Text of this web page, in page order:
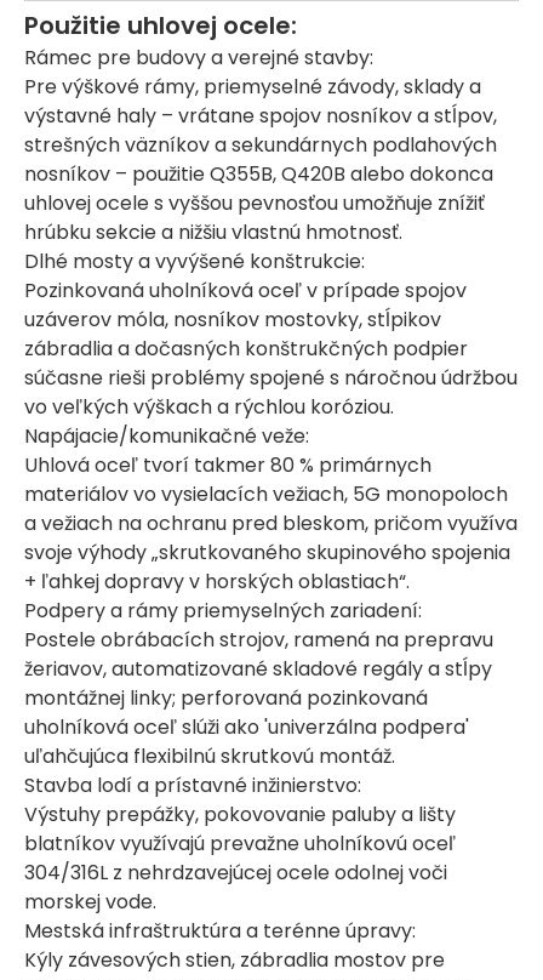
Použitie uhlovej ocele:
Rámec pre budovy a verejné stavby:
Pre výškové rámy, priemyselné závody, sklady a
výstavné haly – vrátane spojov nosníkov a stĺpov,
strešných väzníkov a sekundárnych podlahových
nosníkov – použitie Q355B, Q420B alebo dokonca
uhlovej ocele s vyššou pevnosťou umožňuje znížiť
hrúbku sekcie a nižšiu vlastnú hmotnosť.
Dlhé mosty a vyvýšené konštrukcie:
Pozinkovaná uholníková oceľ v prípade spojov
uzáverov móla, nosníkov mostovky, stĺpikov
zábradlia a dočasných konštrukčných podpier
súčasne rieši problémy spojené s náročnou údržbou
vo veľkých výškach a rýchlou koróziou.
Napájacie/komunikačné veže:
Uhlová oceľ tvorí takmer 80 % primárnych
materiálov vo vysielacích vežiach, 5G monopoloch
a vežiach na ochranu pred bleskom, pričom využíva
svoje výhody „skrutkovaného skupinového spojenia
+ ľahkej dopravy v horských oblastiach“.
Podpery a rámy priemyselných zariadení:
Postele obrábacích strojov, ramená na prepravu
žeriavov, automatizované skladové regály a stĺpy
montážnej linky; perforovaná pozinkovaná
uholníková oceľ slúži ako 'univerzálna podpera'
uľahčujúca flexibilnú skrutkovú montáž.
Stavba lodí a prístavné inžinierstvo:
Výstuhy prepážky, pokovovanie paluby a lišty
blatníkov využívajú prevažne uholníkovú oceľ
304/316L z nehrdzavejúcej ocele odolnej voči
morskej vode.
Mestská infraštruktúra a terénne úpravy:
Kýly závesových stien, zábradlia mostov pre